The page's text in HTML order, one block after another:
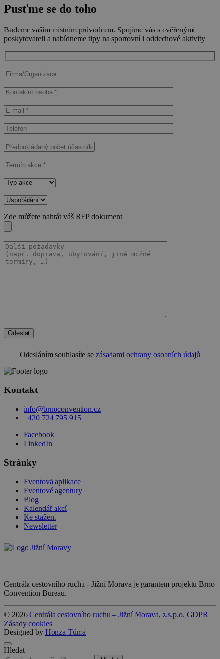
Pusťme se do toho
Budeme vaším místním průvodcem. Spojíme vás s ověřenými
poskytovateli a nabídneme tipy na sportovní i oddechové aktivity
Zde můžete nahrát váš RFP dokument
Odeslat
Odesláním souhlasíte se zásadami ochrany osobních údajů
Kontakt
info@brnoconvention.cz
+420 724 795 915
Facebook
LinkedIn
Stránky
Eventová aplikace
Eventové agentury
Blog
Kalendář akcí
Ke stažení
Newsletter
Centrála cestovního ruchu - Jižní Morava je garantem projektu Brno
Convention Bureau.
© 2026 Centrála cestovního ruchu – Jižní Morava, z.s.p.o. GDPR
Zásady cookies
Designed by Honza Tůma
Hledat